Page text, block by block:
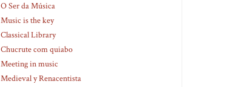
O Ser da Música
Music is the key
Classical Library
Chucrute com quiabo
Meeting in music
Medieval y Renacentista